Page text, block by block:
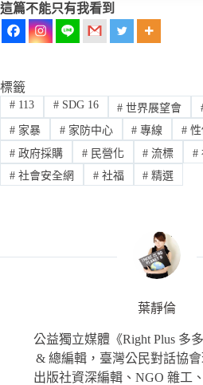
這篇不能只有我看到
標籤
#113 #SDG 16 # 世界展望會
#家暴 #家防中心 # 專線 #
#政府採購 #民營化 # 流標 #
#社會安全網 #社福 # 精選
葉靜倫
公益獨立媒體《Right Plus 多
& 總編輯，臺灣公民對話協
出版社資深編輯、NGO 雜工